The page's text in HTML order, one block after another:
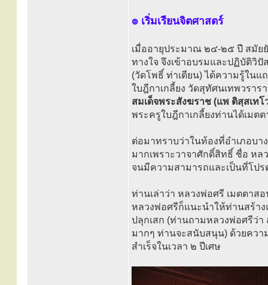
๏ เริ่มเรียนจิตศาสตร์
เมื่ออายุประมาณ ๒๔-๒๕ ปี สมัย
ทางใจ จึงเข้าอบรมและปฏิบัติวิ
(วัดโพธิ์ ท่าเตียน) ได้ความรู้ใน
ใบฎีกาเกลี้ยง วัดสุทัศนเทพวรา
สมเด็จพระสังฆราช (แพ ติสฺสเทโ
พระครูใบฎีกาเกลี้ยงท่านได้เมต
ต่อมาทราบว่าในท้องที่อำเภอบา
มากเพราะวาจาศักดิ์สิทธิ์ ชื่อ หล
จนมีความสามารถและเป็นที่โปร
ท่านเล่าว่า หลวงพ่อศรี เมตตา
หลวงพ่อศรีก็แนะนำให้ท่านสร้า
ปลุกเสก (ท่านถามหลวงพ่อศรีว่
มากๆ ท่านจะสนับสนุน) ด้วยควา
สำเร็จในเวลา ๒ ปีเศษ